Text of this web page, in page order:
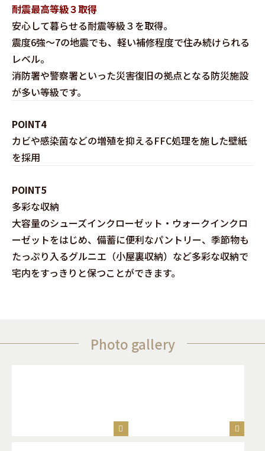
耐震最高等級３取得
安心して暮らせる耐震等級３を取得。
震度6強～7の地震でも、軽い補修程度で住み続けられる
レベル。
消防署や警察署といった災害復旧の拠点となる防災施設
が多い等級です。
POINT4
カビや感染菌などの増殖を抑えるFFC処理を施した壁紙
を採用
POINT5
多彩な収納
大容量のシューズインクローゼット・ウォークインクロ
ーゼットをはじめ、備蓄に便利なパントリー、季節物も
たっぷり入るグルニエ（小屋裏収納）など多彩な収納で
宅内をすっきりと保つことができます。
Photo gallery